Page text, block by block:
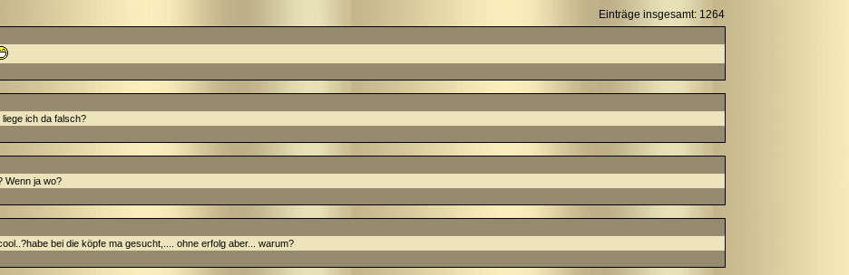
Einträge insgesamt: 1264
ich da falsch?
Wenn ja wo?
bei die köpfe ma gesucht,.... ohne erfolg aber... warum?